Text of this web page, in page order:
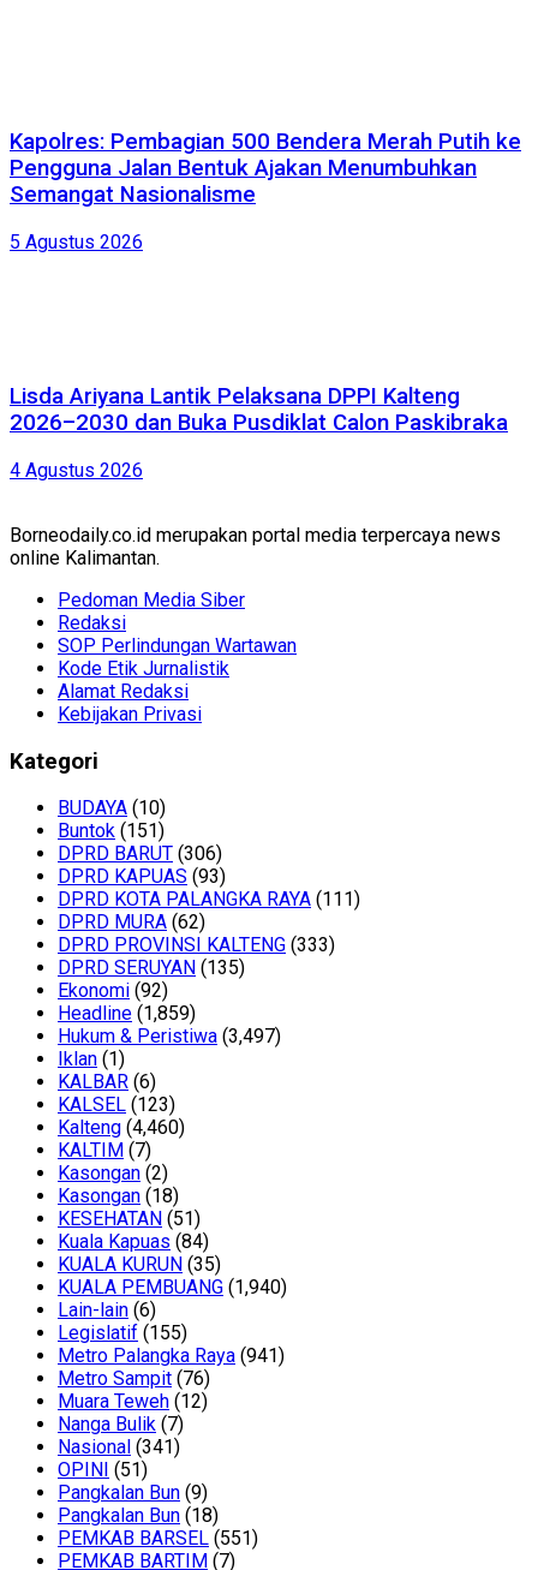
Kapolres: Pembagian 500 Bendera Merah Putih ke
Pengguna Jalan Bentuk Ajakan Menumbuhkan
Semangat Nasionalisme
5 Agustus 2026
Lisda Ariyana Lantik Pelaksana DPPI Kalteng
2026–2030 dan Buka Pusdiklat Calon Paskibraka
4 Agustus 2026
Borneodaily.co.id merupakan portal media terpercaya news
online Kalimantan.
Pedoman Media Siber
Redaksi
SOP Perlindungan Wartawan
Kode Etik Jurnalistik
Alamat Redaksi
Kebijakan Privasi
Kategori
BUDAYA (10)
Buntok (151)
DPRD BARUT (306)
DPRD KAPUAS (93)
DPRD KOTA PALANGKA RAYA (111)
DPRD MURA (62)
DPRD PROVINSI KALTENG (333)
DPRD SERUYAN (135)
Ekonomi (92)
Headline (1,859)
Hukum & Peristiwa (3,497)
Iklan (1)
KALBAR (6)
KALSEL (123)
Kalteng (4,460)
KALTIM (7)
Kasongan (2)
Kasongan (18)
KESEHATAN (51)
Kuala Kapuas (84)
KUALA KURUN (35)
KUALA PEMBUANG (1,940)
Lain-lain (6)
Legislatif (155)
Metro Palangka Raya (941)
Metro Sampit (76)
Muara Teweh (12)
Nanga Bulik (7)
Nasional (341)
OPINI (51)
Pangkalan Bun (9)
Pangkalan Bun (18)
PEMKAB BARSEL (551)
PEMKAB BARTIM (7)